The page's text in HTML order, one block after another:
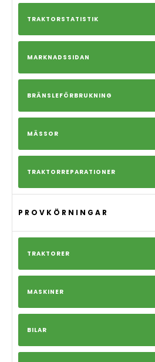
TRAKTORSTATISTIK
MARKNADSSIDAN
BRÄNSLEFÖRBRUKNING
MÄSSOR
TRAKTORREPARATIONER
PROVKÖRNINGAR
TRAKTORER
MASKINER
BILAR